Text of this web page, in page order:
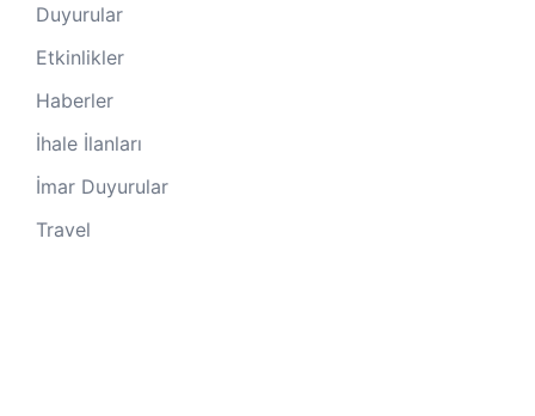
Duyurular
Etkinlikler
Haberler
İhale İlanları
İmar Duyurular
Travel